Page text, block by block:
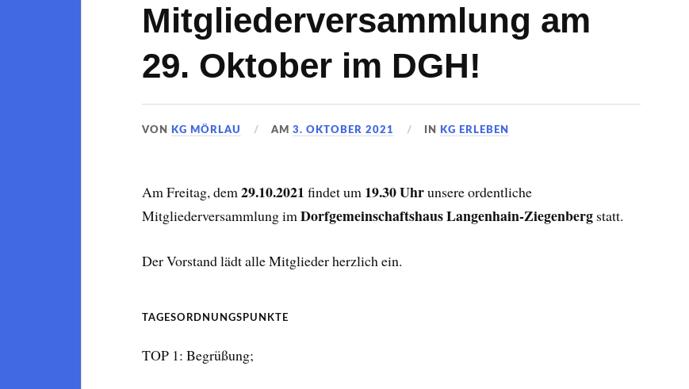
Mitgliederversammlung am
29. Oktober im DGH!
VON KG MÖRLAU AM3. OKTOBER 2021 IN KG ERLEBEN
Am Freitag, dem29.10.2021 findet um 19.30 Uhrunsere ordentliche
Mitgliederversammlung imDorfgemeinschaftshausLangenhain-Ziegenberg statt.
Der Vorstand lädt alle Mitglieder herzlich ein.
TAGESORDNUNGSPUNKTE
TOP 1: Begrüßung;